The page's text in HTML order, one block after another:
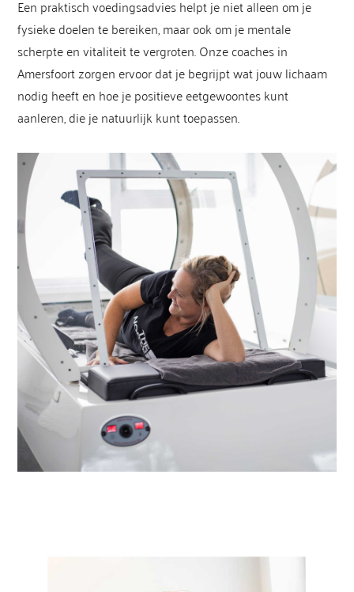
Een praktisch voedingsadvies helpt je niet alleen om je
fysieke doelen te bereiken, maar ook om je mentale
scherpte en vitaliteit te vergroten. Onze coaches in
Amersfoort zorgen ervoor dat je begrijpt wat jouw lichaam
nodig heeft en hoe je positieve eetgewoontes kunt
aanleren, die je natuurlijk kunt toepassen.